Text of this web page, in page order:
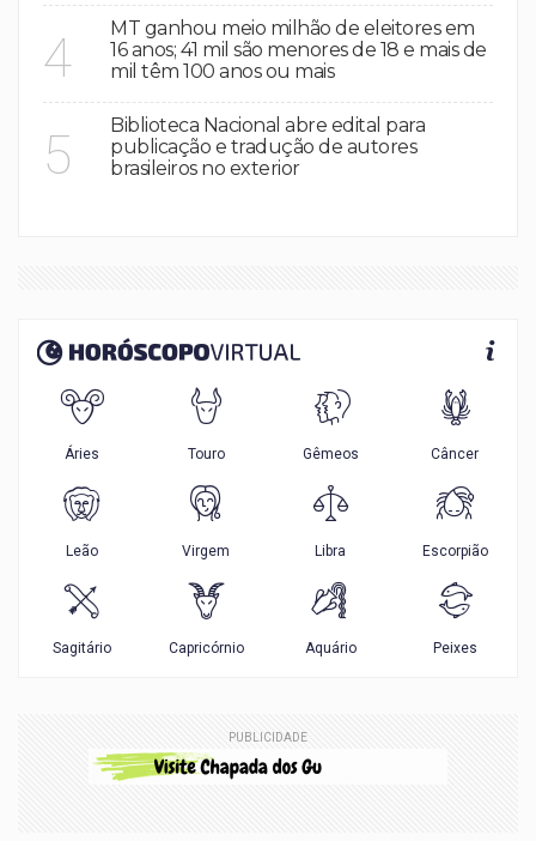
4
MT ganhou meio milhão de eleitores em
16 anos; 41 mil são menores de 18 e mais de
mil têm 100 anos ou mais
5
Biblioteca Nacional abre edital para
publicação e tradução de autores
brasileiros no exterior
PUBLICIDADE